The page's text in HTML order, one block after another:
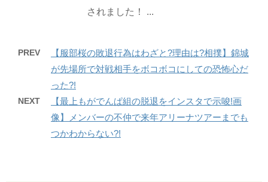
されました！ ...
PREV
【服部桜の敗退行為はわざと?理由は?相撲】錦城
が先場所で対戦相手をボコボコにしての恐怖心だ
った?!
NEXT
【最上もがでんぱ組の脱退をインスタで示唆!画
像】メンバーの不仲で来年アリーナツアーまでも
つかわからない?!